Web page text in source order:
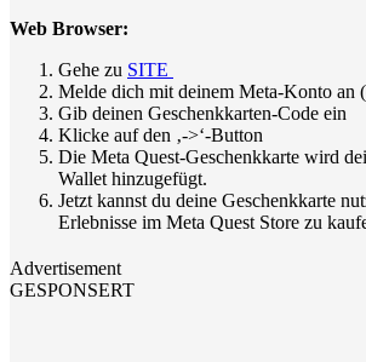
Web Browser:
Gehe zu SITE
Melde dich mit deinem Meta-Konto an
Gib deinen Geschenkkarten-Code ein
Klicke auf den ‚->‘-Button
Die Meta Quest-Geschenkkarte wird
Wallet hinzugefügt.
Jetzt kannst du deine Geschenkkarte
Erlebnisse im Meta Quest Store zu
Advertisement
GESPONSERT